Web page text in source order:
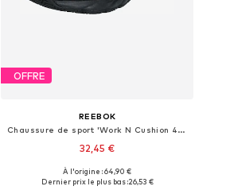
OFFRE
REEBOK
Chaussure de sport 'Work N Cushion 4.0'
32,45 €
Tailles disponibles: 35, 35,5
À l'origine : 64,90 €
Dernier prix le plus bas :26,53 €